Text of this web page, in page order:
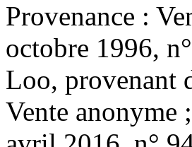
Provenance :
octobre 1996,
Loo, provenant
Vente anonyme